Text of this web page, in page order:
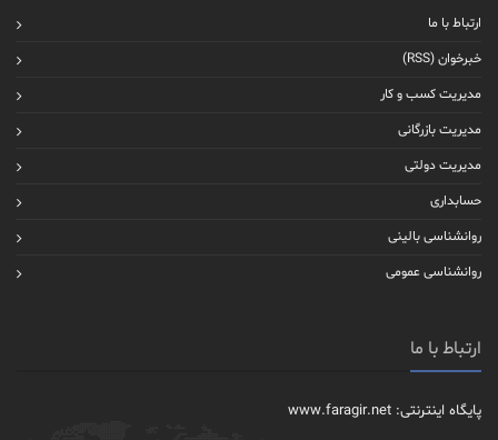
ارتباط با ما
خبرخوان (RSS)
مدیریت کسب و کار
مدیریت بازرگانی
مدیریت دولتی
حسابداری
روانشناسی بالینی
روانشناسی عمومی
ارتباط با ما
پایگاه اینترنتی: www.faragir.net